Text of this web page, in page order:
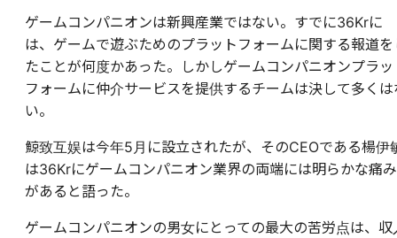
ゲームコンパニオンは新興産業ではない。すでに36Krに
は、ゲームで遊ぶためのプラットフォームに関する報道を
たことが何度かあった。しかしゲームコンパニオンプラッ
フォームに仲介サービスを提供するチームは決して多くは
い。
鯨致互娱は今年5月に設立されたが、そのCEOである楊伊
は36Krにゲームコンパニオン業界の両端には明らかな痛み
があると語った。
ゲームコンパニオンの男女にとっての最大の苦労点は、収